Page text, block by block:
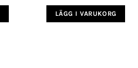
LÄGG I VARUKORG